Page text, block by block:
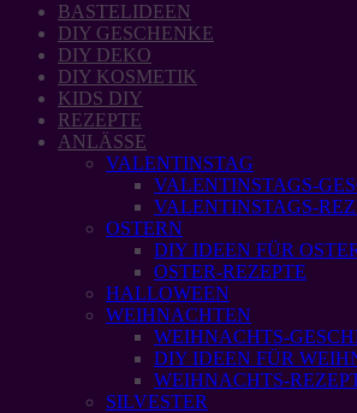
BASTELIDEEN
DIY GESCHENKE
DIY DEKO
DIY KOSMETIK
KIDS DIY
REZEPTE
ANLÄSSE
VALENTINSTAG
VALENTINSTAGS-
VALENTINSTAGS-
OSTERN
DIY IDEEN FÜR
OSTER-REZEPTE
HALLOWEEN
WEIHNACHTEN
WEIHNACHTS-
DIY IDEEN FÜR
WEIHNACHTS-
SILVESTER